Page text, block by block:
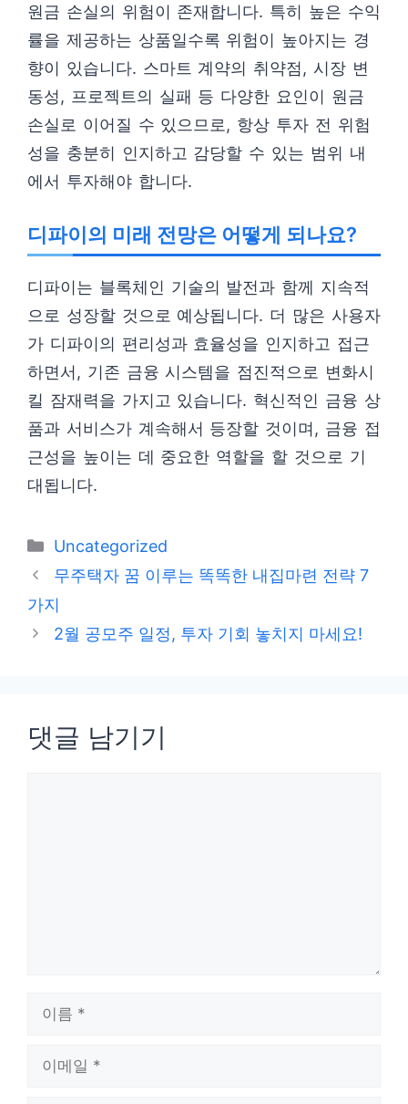
원금 손실의 위험이 존재합니다. 특히 높은 수익
률을 제공하는 상품일수록 위험이 높아지는 경
향이 있습니다. 스마트 계약의 취약점, 시장 변
동성, 프로젝트의 실패 등 다양한 요인이 원금
손실로 이어질 수 있으므로, 항상 투자 전 위험
성을 충분히 인지하고 감당할 수 있는 범위 내
에서 투자해야 합니다.
디파이의 미래 전망은 어떻게 되나요?
디파이는 블록체인 기술의 발전과 함께 지속적
으로 성장할 것으로 예상됩니다. 더 많은 사용자
가 디파이의 편리성과 효율성을 인지하고 접근
하면서, 기존 금융 시스템을 점진적으로 변화시
킬 잠재력을 가지고 있습니다. 혁신적인 금융 상
품과 서비스가 계속해서 등장할 것이며, 금융 접
근성을 높이는 데 중요한 역할을 할 것으로 기
대됩니다.
카
테
리
Uncategorized
무주택자 꿈 이루는 똑똑한 내집마련 전략 7
가지
2월 공모주 일정, 투자 기회 놓치지 마세요!
댓글 남기기